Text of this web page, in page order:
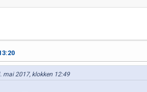
mai 2017, klokken 12:49